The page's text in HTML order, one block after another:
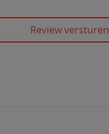
Review versturen